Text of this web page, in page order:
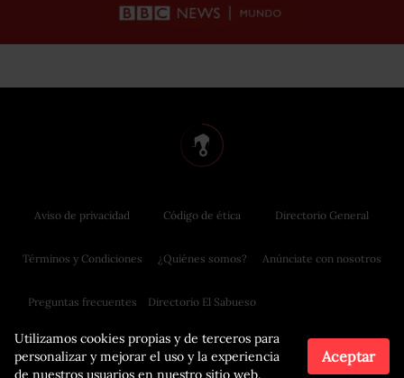
Utilizamos cookies propias y de terceros para
personalizar y mejorar el uso y la experiencia
de nuestros usuarios en nuestro sitio web.
Aceptar
Aviso de privacidad
Términos y Condiciones
Preguntas frecuentes
Código de ética
¿Quiénes somos?
Directorio El Sabueso
Directorio General
Anúnciate con nosotros